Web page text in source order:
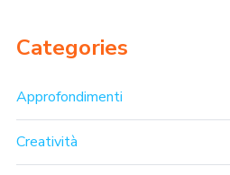
Categories
Approfondimenti
Creatività